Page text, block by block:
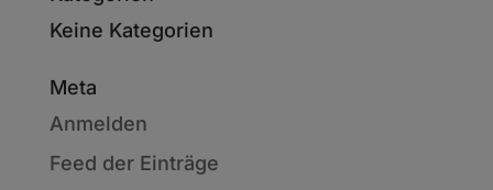
Keine Kategorien
Meta
Anmelden
Feed der Einträge